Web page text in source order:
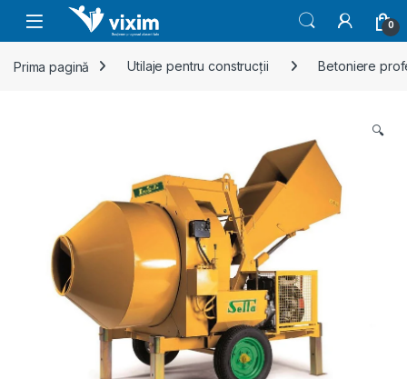
Skip to navigation
Skip to content
0
Prima pagină Utilaje pentru construcții Betoniere
🔍